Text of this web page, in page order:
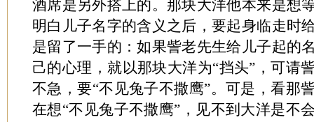
酒席是另外搭上的。那块大洋他本来是想
明白儿子名字的含义之后，要起身临走时
是留了一手的：如果訾老先生给儿子起的
己的心理，就以那块大洋为“挡头”，可请
不急，要“不见兔子不撒鹰”。可是，看那
在想“不见兔子不撒鹰”，见不到大洋是不